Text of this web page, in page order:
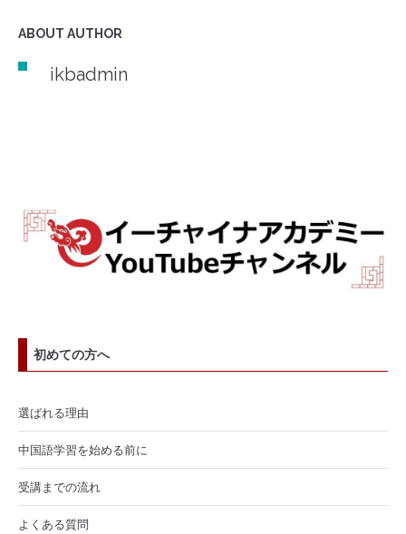
ABOUT AUTHOR
ikbadmin
初めての方へ
選ばれる理由
中国語学習を始める前に
受講までの流れ
よくある質問